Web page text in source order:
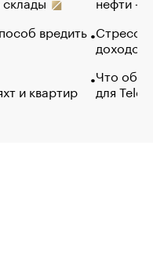
вредить
и квартир
Стресс
доходов
Что
для